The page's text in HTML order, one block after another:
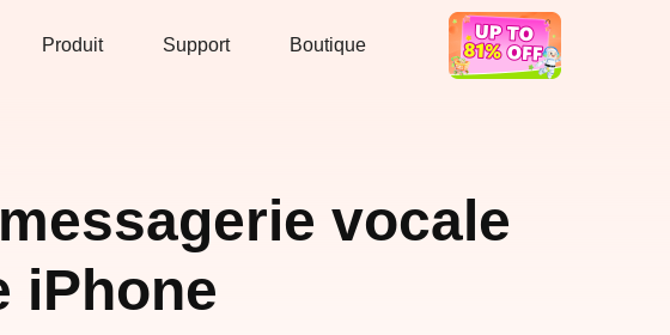
Produit Support Boutique
Bon Deal
vocale
iPhone